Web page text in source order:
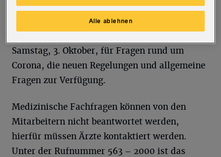
Deshalb entlastet das ServiceCenter der Stadt
jetzt die Kollegen im Gesundheitsamt und
Samstag, 3. Oktober, für Fragen rund um
Corona, die neuen Regelungen und allgemeine
Fragen zur Verfügung.
Medizinische Fachfragen können von den
Mitarbeitern nicht beantwortet werden,
hierfür müssen Ärzte kontaktiert werden.
Unter der Rufnummer 563 – 2000 ist das
Alle ablehnen